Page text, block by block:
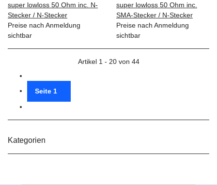
super lowloss 50 Ohm inc. N-
Stecker / N-Stecker
Preise nach Anmeldung
sichtbar
super lowloss 50 Ohm inc.
SMA-Stecker / N-Stecker
Preise nach Anmeldung
sichtbar
Artikel 1 - 20 von 44
Seite 1
Kategorien